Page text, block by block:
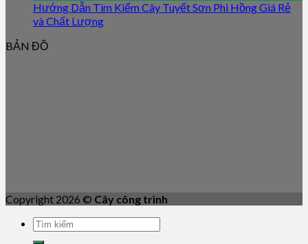
Hướng Dẫn Tìm Kiếm Cây Tuyết Sơn Phi Hồng Giá Rẻ
và Chất Lượng
BẢN ĐỒ
Copyright 2026 © Cây công trình